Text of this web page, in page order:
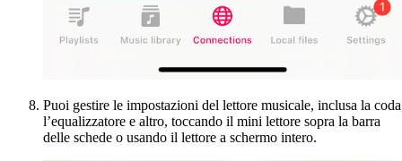
Puoi gestire le impostazioni del lettore musicale, inclusa la
l’equalizzatore e altro, toccando il mini lettore sopra la barra
delle schede o usando il lettore a schermo intero.